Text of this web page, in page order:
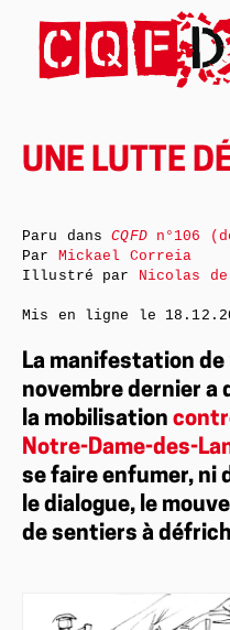
UNE LUTTE
La manifestation
novembre dernier a
la mobilisation
Notre-Dame-des-
se faire enfumer, ni
le dialogue, le
de sentiers à
Paru dansCQFDn°106
Par Mickael Correia
Illustré par Nicolas
Mis en ligne le